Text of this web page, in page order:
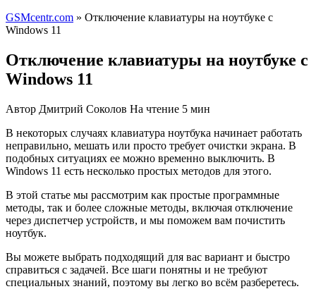
GSMcentr.com » Отключение клавиатуры на ноутбуке с
Windows 11
Отключение клавиатуры на ноутбуке с
Windows 11
Автор Дмитрий Соколов На чтение 5 мин
В некоторых случаях клавиатура ноутбука начинает работать
неправильно, мешать или просто требует очистки экрана. В
подобных ситуациях ее можно временно выключить. В
Windows 11 есть несколько простых методов для этого.
В этой статье мы рассмотрим как простые программные
методы, так и более сложные методы, включая отключение
через диспетчер устройств, и мы поможем вам почистить
ноутбук.
Вы можете выбрать подходящий для вас вариант и быстро
справиться с задачей. Все шаги понятны и не требуют
специальных знаний, поэтому вы легко во всём разберетесь.